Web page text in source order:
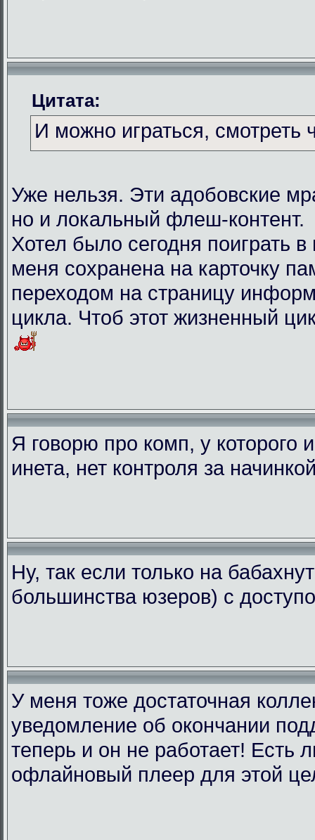
Цитата:
И можно играться, смотреть
Уже нельзя. Эти адобовские
но и локальный флеш-контент.
Хотел было сегодня поиграть
меня сохранена на карточку
переходом на страницу
цикла. Чтоб этот жизненный
Я говорю про комп, у которого
инета, нет контроля за
Ну, так если только на
большинства юзеров) с
У меня тоже достаточная
уведомление об окончании
теперь и он не работает! Есть
офлайновый плеер для этой